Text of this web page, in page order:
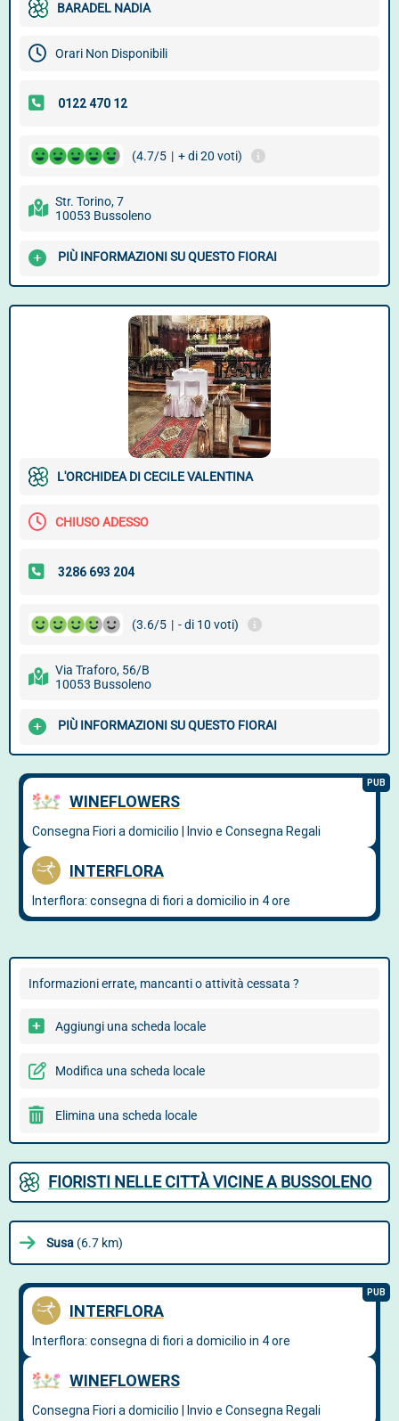
BARADEL NADIA
Orari Non Disponibili
(4.7/5 | + di 20 voti)
Str. Torino, 7
10053 Bussoleno
PIÙ INFORMAZIONI SU QUESTO FIORAI
L'ORCHIDEA DI CECILE VALENTINA
CHIUSO ADESSO
(3.6/5 | - di 10 voti)
Via Traforo, 56/B
10053 Bussoleno
PIÙ INFORMAZIONI SU QUESTO FIORAI
Informazioni errate, mancanti o attività cessata ?
Aggiungi una scheda locale
Modifica una scheda locale
Elimina una scheda locale
FIORISTI NELLE CITTÀ VICINE A BUSSOLENO
Susa (6.7 km)